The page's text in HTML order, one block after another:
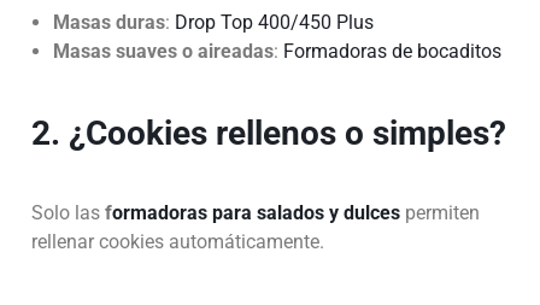
Masas duras: Drop Top 400/450 Plus
Masas suaves o aireadas: Formadoras de bocaditos
2. ¿Cookies rellenos o simples?
Solo las formadoras para salados y dulces permiten
rellenar cookies automáticamente.